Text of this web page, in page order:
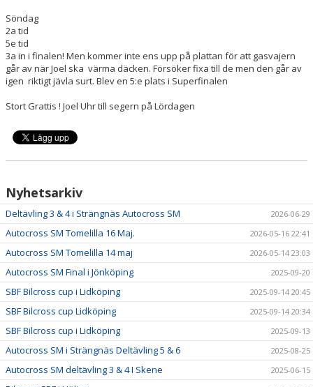
Söndag
2a tid
5e tid
3a in i finalen! Men kommer inte ens upp på plattan för att gasvajern
går av när Joel ska värma däcken. Försöker fixa till de men den går av
igen riktigt jävla surt. Blev en 5:e plats i Superfinalen
Stort Grattis ! Joel Uhr till segern på Lördagen
Nyhetsarkiv
Deltävling 3 & 4 i Strängnäs Autocross SM 2026-06-29
Autocross SM Tomelilla 16 Maj. 2026-05-16 22:41
Autocross SM Tomelilla 14 maj 2026-05-14 23:03
Autocross SM Final i Jönköping 2025-09-20
SBF Bilcross cup i Lidköping 2025-09-14 20:45
SBF Bilcross cup Lidköping 2025-09-14 20:34
SBF Bilcross cup i Lidköping 2025-09-13
Autocross SM i Strängnäs Deltävling 5 & 6 2025-08-25
Autocross SM deltävling 3 & 4 I Skene 2025-06-15